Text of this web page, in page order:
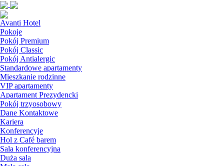
Avanti Hotel
Pokoje
Pokój Premium
Pokój Classic
Pokój Antialergic
Standardowe apartamenty
Mieszkanie rodzinne
VIP apartamenty
Apartament Prezydencki
Pokój trzyosobowy
Dane Kontaktowe
Kariera
Konferencyje
Hol z Café barem
Sala konferencyjna
Duża sala